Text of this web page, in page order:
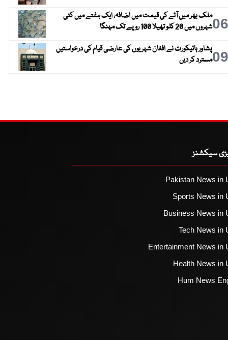
06ملک بھر میں آٹے کی قیمت میں اضافہ، ایک ہفتے میں کئی
شہروں میں 20 کلو تھیلا 100 روپے تک مہنگا
09پشاور ہائیکورٹ نے افغان شہریوں کی عارضی قیام کی درخواستیں
مسترد کر دیں
سیکشنز
Pakistan News in
Sports News in
Business News in
Tech News in
Entertainment News in
Health News in
Hum News